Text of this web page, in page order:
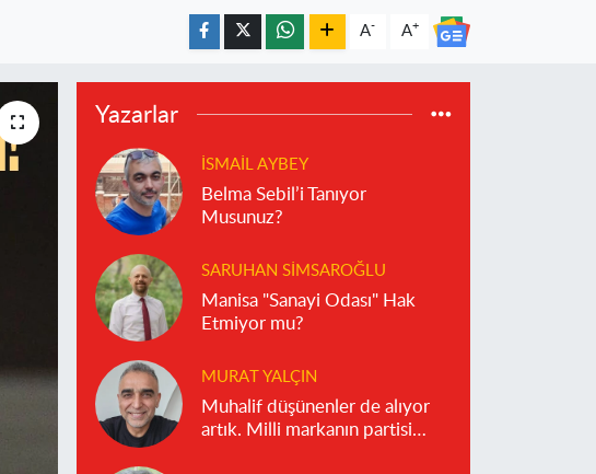
A- A+
Yazarlar
İSMAIL AYBEY
Belma Sebil’i Tanıyor
Musunuz?
SARUHAN SIMSAROĞLU
Manisa "Sanayi Odası" Hak
Etmiyor mu?
MURAT YALÇIN
Muhalif düşünenler de alıyor
artık. Milli markanın partisi